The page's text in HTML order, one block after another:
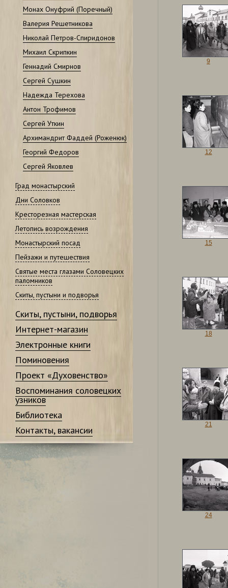
Монах Онуфрий (Поречный)
Валерия Решетникова
Николай Петров-Спиридонов
Михаил Скрипкин
Геннадий Смирнов
Сергей Сушкин
Надежда Терехова
Антон Трофимов
Сергей Уткин
Архимандрит Фаддей (Роженюк)
Георгий Федоров
Сергей Яковлев
Град монастырский
Дни Соловков
Кресторезная мастерская
Летопись возрождения
Монастырский посад
Пейзажи и путешествия
Святые места глазами Соловецких
паломников
Скиты, пустыни и подворья
Скиты, пустыни, подворья
Интернет-магазин
Электронные книги
Поминовения
Проект «Духовенство»
Воспоминания соловецких
узников
Библиотека
Контакты, вакансии
9
12
15
18
21
24